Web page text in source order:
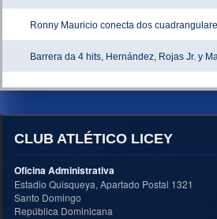
Ronny Mauricio conecta dos
Barrera da 4 hits, Hernández, Rojas Jr. y
CLUB ATLÉTICO LICEY
Oficina Administrativa
Estadio Quisqueya, Apartado Postal 1321
Santo Domingo
República Dominicana